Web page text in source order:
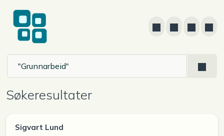
Søkeresultater
Sigvart Lund